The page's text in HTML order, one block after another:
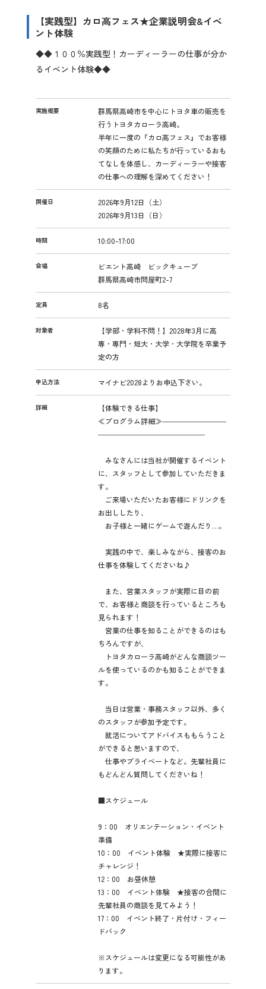
【実践型】カロ高フェス★企業説明会&イベ
ント体験
◆◆１００％実践型！カーディーラーの仕事が分か
るイベント体験◆◆
イ
ン
タ
ー
シ
ッ
実施概要
群馬県高崎市を中心にトヨタ車の販売を
行うトヨタカローラ高崎。
半年に一度の『カロ高フェス』でお客様
の笑顔のために私たちが行っているおも
てなしを体感し、カーディーラーや接客
の仕事への理解を深めてください！
開催日
2026年9月12日（土）
2026年9月13日（日）
時間 10:00-17:00
会場
ビエント高崎 ビックキューブ
群馬県高崎市問屋町2-7
定員 8名
対象者
【学部・学科不問！】2028年3月に高
専・専門・短大・大学・大学院を卒業予
定の方
申込方法 マイナビ2028よりお申込下さい。
詳細
【体験できる仕事】
≪プログラム詳細≫―――――――――
―――――――――――――――
みなさんには当社が開催するイベント
に、スタッフとして参加していただきま
す。
ご来場いただいたお客様にドリンクを
お出ししたり、
お子様と一緒にゲームで遊んだり…。
実践の中で、楽しみながら、接客のお
仕事を体験してくださいね♪
また、営業スタッフが実際に目の前
で、お客様と商談を行っているところも
見られます！
営業の仕事を知ることができるのはも
ちろんですが、
トヨタカローラ高崎がどんな商談ツー
ルを使っているのかも知ることができま
す。
当日は営業・事務スタッフ以外、多く
のスタッフが参加予定です。
就活についてアドバイスももらうこと
ができると思いますので、
仕事やプライベートなど。先輩社員に
もどんどん質問してくださいね！
■スケジュール
9：00 オリエンテーション・イベント
準備
10：00 イベント体験 ★実際に接客に
チャレンジ！
12：00 お昼休憩
13：00 イベント体験 ★接客の合間に
先輩社員の商談を見てみよう！
17：00 イベント終了・片付け・フィー
ドバック
※スケジュールは変更になる可能性があ
ります。